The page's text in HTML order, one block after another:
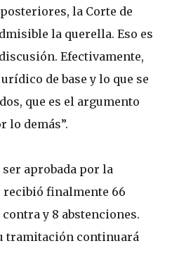
la Corte de
la querella. Eso es
Efectivamente,
de base y lo que se
que es el argumento
lo demás”.
aprobada por la
recibió finalmente 66
y 8 abstenciones.
tramitación continuará